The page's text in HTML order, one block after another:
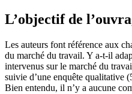
L’objectif de
Les auteurs font référence aux
du marché du travail. Y a-t-il
intervenus sur le marché du
suivie d’une enquête qualitative
Bien entendu, il n’y a aucune